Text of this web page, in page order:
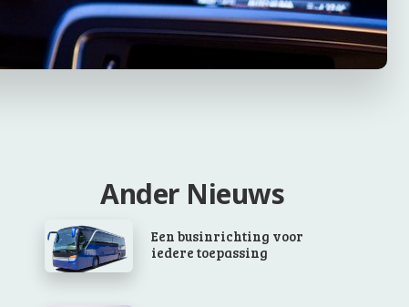
Ander Nieuws
Een businrichting voor
iedere toepassing